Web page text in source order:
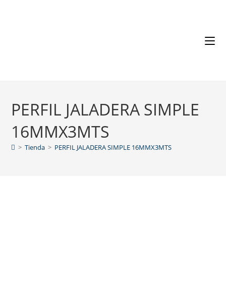
PERFIL JALADERA SIMPLE
16MMX3MTS
> Tienda > PERFIL JALADERA SIMPLE 16MMX3MTS